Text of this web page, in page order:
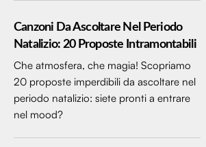
Canzoni Da Ascoltare Nel Periodo
Natalizio: 20 Proposte Intramontabili
Che atmosfera, che magia! Scopriamo
20 proposte imperdibili da ascoltare nel
periodo natalizio: siete pronti a entrare
nel mood?